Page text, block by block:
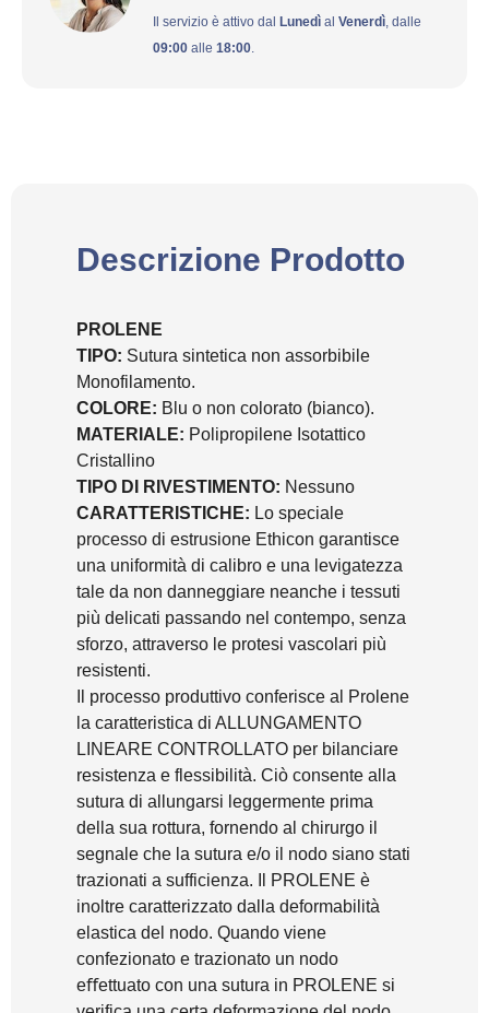
Il servizio è attivo dal Lunedì al Venerdì , dalle
09:00 alle 18:00
Descrizione Prodotto
PROLENE
TIPO: Sutura sintetica non assorbibile
Monofilamento.
COLORE: Blu o non colorato (bianco).
MATERIALE: Polipropilene Isotattico
Cristallino
TIPO DI RIVESTIMENTO: Nessuno
CARATTERISTICHE: Lo speciale
processo di estrusione Ethicon garantisce
una uniformità di calibro e una levigatezza
tale da non danneggiare neanche i tessuti
più delicati passando nel contempo, senza
sforzo, attraverso le protesi vascolari più
resistenti.
Il processo produttivo conferisce al Prolene
la caratteristica di ALLUNGAMENTO
LINEARE CONTROLLATO per bilanciare
resistenza e flessibilità. Ciò consente alla
sutura di allungarsi leggermente prima
della sua rottura, fornendo al chirurgo il
segnale che la sutura e/o il nodo siano stati
trazionati a sufficienza. Il PROLENE è
inoltre caratterizzato dalla deformabilità
elastica del nodo. Quando viene
confezionato e trazionato un nodo
eﬀettuato con una sutura in PROLENE si